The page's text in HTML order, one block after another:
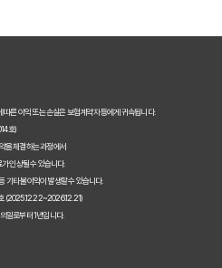
른 이익 또는 손실은 보험계약자 등에게 귀속됩니다.
호)
을 체결하는 과정에서
인상될 수 있습니다.
기타 불이익이 발생할 수 있습니다.
(2025.12.22~2026.12.21)
일로부터 1년입니다.